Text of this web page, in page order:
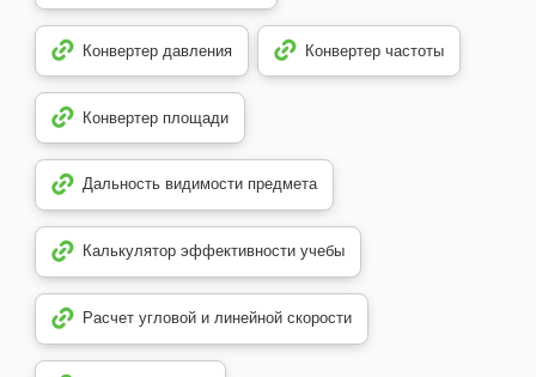
Конвертер давления Конвертер частоты
Конвертер площади
Дальность видимости предмета
Калькулятор эффективности учебы
Расчет угловой и линейной скорости